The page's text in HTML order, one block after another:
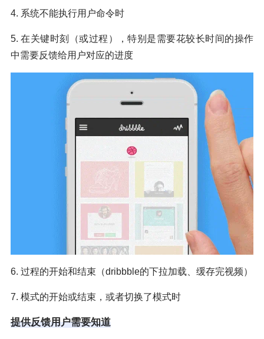
4. 系统不能执行用户命令时
5. 在关键时刻（或过程），特别是需要花较长时间的操作
中需要反馈给用户对应的进度
6. 过程的开始和结束（dribbble的下拉加载、缓存完视频）
7. 模式的开始或结束，或者切换了模式时
提供反馈用户需要知道